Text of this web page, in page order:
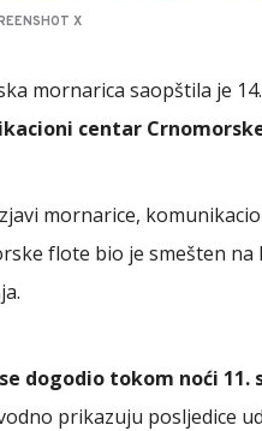
X
mornarica saopštila je
centar
mornarice,
flote bio je smešten na
dogodio tokom noći 11.
prikazuju posljedice